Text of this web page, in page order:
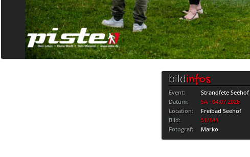
bildinfos
Event:
Strandfete Seehof
Datum:
SA · 04.07.2026
Location:
Freibad Seehof
Bild:
51/141
Fotograf:
Marko